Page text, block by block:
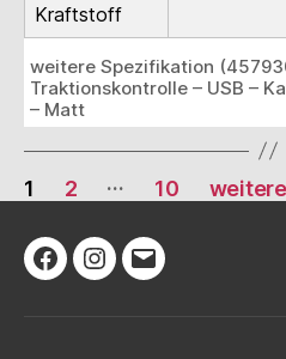
Kraftstoff
weitere Spezifikation
Traktionskontrolle – USB –
– Matt
der
Beiträge
1 2 … 10 weitere
Facebook
Instagram
E-